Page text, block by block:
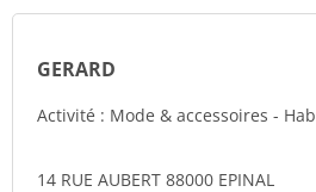
GERARD
Activité : Mode & accessoires -
14 RUE AUBERT 88000 EPINAL